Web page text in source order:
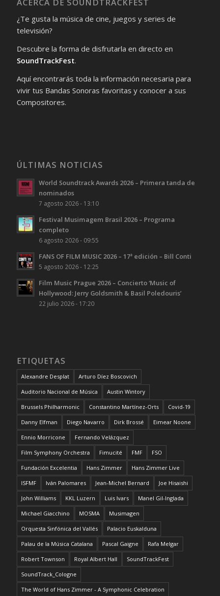
¿Te gusta la música de cine, juegos y series de
televisión?
Descubre la forma de disfrutarla en directo en
SoundTrackFest.
Aquí encontrarás toda la información necesaria para
vivir tus Bandas Sonoras favoritas y conocer a sus
Compositores.
ÚLTIMAS NOTICIAS
World Soundtrack Awards 2026 – Primera tanda de
nominados
7 agosto 2026 - 13:10
Festival Musimagem Brasil 2026 – Programa
completo
6 agosto 2026 - 09:55
FANS OF FILM MUSIC 2026 – 17ª edición – Bill Conti
5 agosto 2026 - 12:25
Film Music Prague 2026 – Concierto ‘Music of
Hollywood: Jerry Goldsmith & Basil Poledouris’
22 julio 2026 - 17:20
ETIQUETAS
Alexandre Desplat Arturo Díez Boscovich
Auditorio Nacional de Música Austin Wintory
Brussels Philharmonic Constantino Martínez-Orts Covid-19
Danny Elfman Diego Navarro Dirk Brossé Eimear Noone
Ennio Morricone Fernando Velázquez
Film Symphony Orchestra Fimucité FMF FSO
Fundación Excelentia Hans Zimmer Hans Zimmer Live
ISFMF Iván Palomares Jean-Michel Bernard Joe Hisaishi
John Williams KKL Luzern Luis Ivars Manel Gil-Inglada
Michael Giacchino MOSMA Musimagen
Orquesta Sinfónica del Vallés Palacio Euskalduna
Palau de la Música Catalana Pascal Gaigne Rafa Melgar
Robert Townson Royal Albert Hall SoundTrackFest
SoundTrack_Cologne
The World of Hans Zimmer - A Symphonic Celebration